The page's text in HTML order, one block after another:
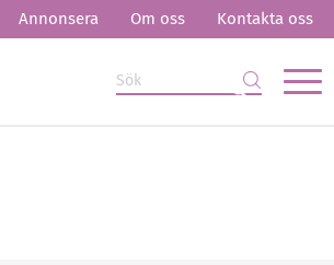
Annonsera Om oss Kontakta oss